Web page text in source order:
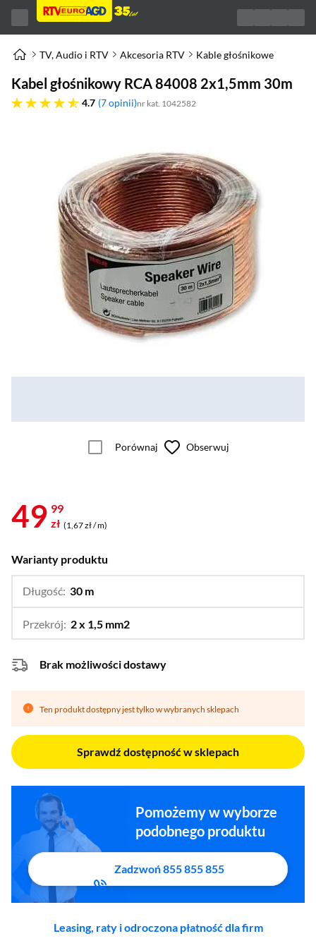
TV, Audio i RTV Akcesoria RTV Kable głośnikowe
Kabel głośnikowy RCA 84008 2x1,5mm 30m
4.7
4.7 gwiazdek 7 opinii nr kat. 1042582
Porównaj Obserwuj
49 99
zł (1,67 zł / m)
Warianty produktu
Długość: 30 m
Przekrój: 2 x 1,5 mm2
Brak możliwości dostawy
Ten produkt dostępny jest tylko w wybranych sklepach
Sprawdź dostępność w sklepach
Pomożemy w wyborze
podobnego produktu
Zadzwoń 855 855 855
Leasing, raty i odroczona płatność dla firm